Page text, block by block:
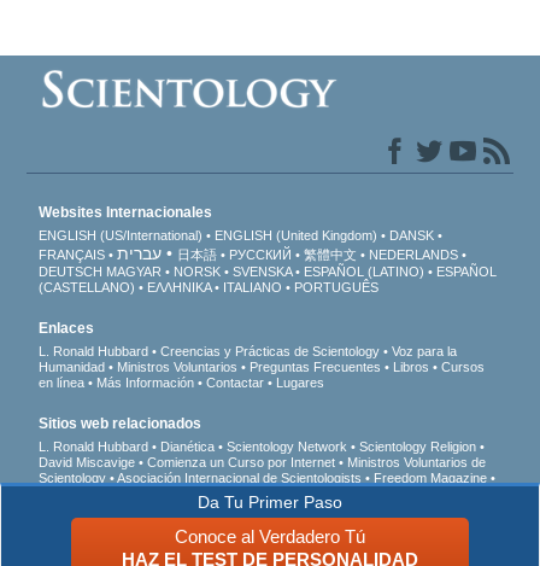
Da Tu Primer Paso
Conoce al Verdadero Tú
HAZ EL TEST DE PERSONALIDAD
Websites Internacionales
ENGLISH (US/International) ENGLISH (United Kingdom)
DANSK
FRANÇAIS
עברית 日本語 РУССКИЙ 繁體中文
NEDERLANDS
DEUTSCH MAGYAR NORSK SVENSKA ESPAÑOL (LATINO)
ESPAÑOL
(CASTELLANO)
ΕΛΛΗΝΙΚA ITALIANO PORTUGUÊS
Enlaces
L. Ronald Hubbard Creencias y Prácticas de Scientology
Voz para la
Humanidad
Ministros Voluntarios Preguntas Frecuentes Libros
Cursos
en línea
Más Información Contactar Lugares
Sitios web relacionados
L. Ronald Hubbard Dianética Scientology Network
Scientology Religion
David Miscavige
Comienza un Curso por Internet
Ministros Voluntarios de
Scientology
Asociación Internacional de Scientologists
Freedom Magazine
En Apoyo de Un Mundo Sin Drogas
Jóvenes por los Derechos Humanos
Ciudadanos por los Derechos Humanos